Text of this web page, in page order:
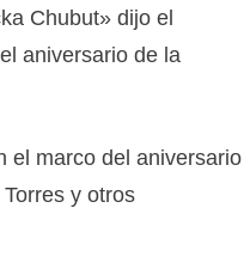
Chubut» dijo el
aniversario de la
el marco del aniversario
y otros